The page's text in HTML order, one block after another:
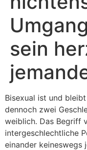
sein
Bisexual ist und
dennoch zwei
weiblich. Das Begriff
intergeschlechtliche
einander keineswegs